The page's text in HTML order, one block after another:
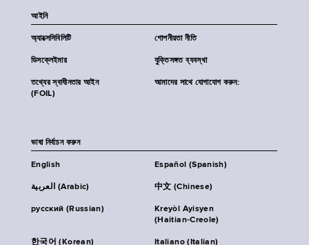
আইনি
অ্যাক্সেসিবিলিটি গোপনীয়তা নীতি
ডিসক্লেইমার যুক্তিসঙ্গত ব্যবস্থা
তথ্যের স্বাধীনতার আইন
(FOIL)
আমাদের সাথে যোগাযোগ করুন:
ভাষা নির্বাচন করুন
English Español (Spanish)
العربية (Arabic) 中文 (Chinese)
русский (Russian)
Kreyòl Ayisyen
(Haitian-Creole)
한국어 (Korean) Italiano (Italian)